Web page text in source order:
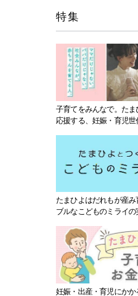
特集
子育てをみんなで。た
応援する、妊娠・育児
たまひよはだれもが産
ブルなこどものミライ
妊娠・出産・育児にか